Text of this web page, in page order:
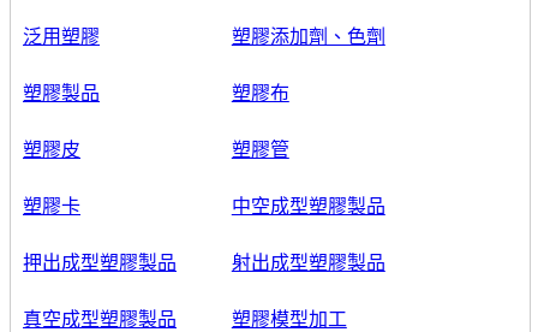
泛用塑膠 塑膠添加劑、色劑
塑膠製品 塑膠布
塑膠皮 塑膠管
塑膠卡 中空成型塑膠製品
押出成型塑膠製品 射出成型塑膠製品
真空成型塑膠製品 塑膠模型加工